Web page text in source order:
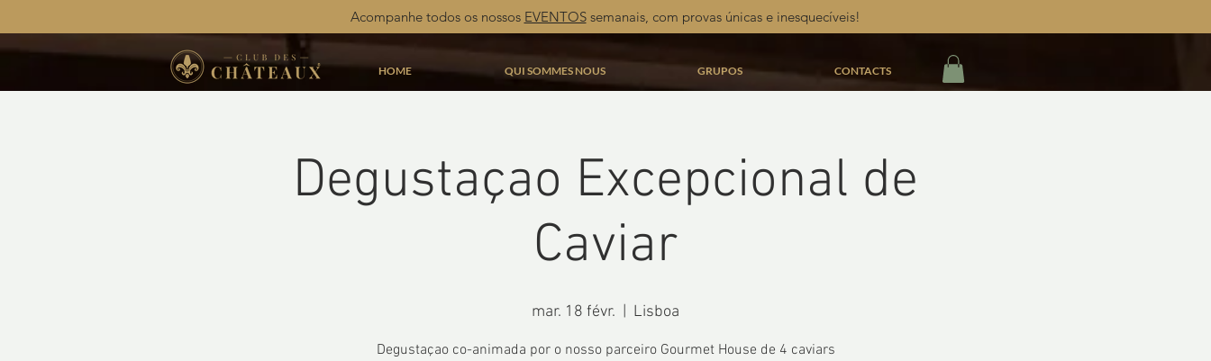
Acompanhe todos os nossos EVENTOSsemanais, com provas únicas e inesquecíveis!
HOME QUI SOMMES NOUS GRUPOS CONTACTS
Degustaçao Excepcional de
Caviar
mar. 18 févr. Lisboa
Degustaçao co-animada por o nosso parceiro Gourmet House de 4 caviars